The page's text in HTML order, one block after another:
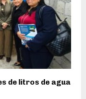
de litros de agua